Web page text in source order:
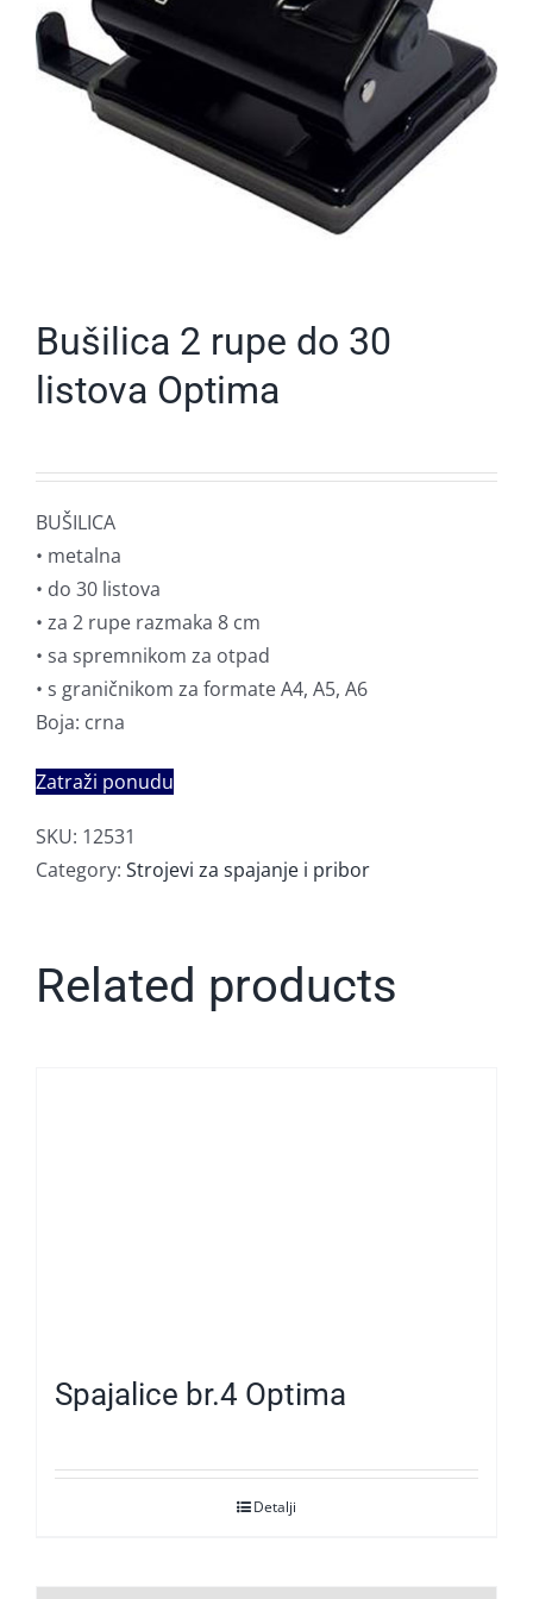
Bušilica 2 rupe do 30
listova Optima
BUŠILICA
• metalna
• do 30 listova
• za 2 rupe razmaka 8 cm
• sa spremnikom za otpad
• s graničnikom za formate A4, A5, A6
Boja: crna
Zatraži ponudu
SKU: 12531
Category: Strojevi za spajanje i pribor
Related products
Spajalice br.4 Optima
Detalji